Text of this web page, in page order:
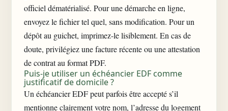
officiel dématérialisé. Pour une démarche en ligne,
envoyez le fichier tel quel, sans modification. Pour un
dépôt au guichet, imprimez-le lisiblement. En cas de
doute, privilégiez une facture récente ou une attestation
de contrat au format PDF.
Puis-je utiliser un échéancier EDF comme
justificatif de domicile ?
Un échéancier EDF peut parfois être accepté s’il
mentionne clairement votre nom, l’adresse du logement